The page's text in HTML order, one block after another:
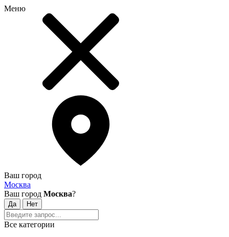
Меню
Ваш город
Москва
Ваш город Москва?
Все категории